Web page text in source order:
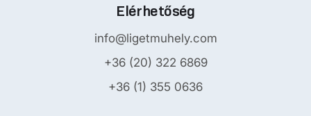
Elérhetőség
info@ligetmuhely.com
+36 (20) 322 6869
+36 (1) 355 0636